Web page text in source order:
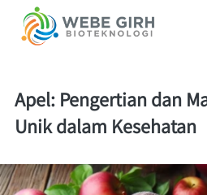
Apel: Pengertian dan
Unik dalam Kesehatan